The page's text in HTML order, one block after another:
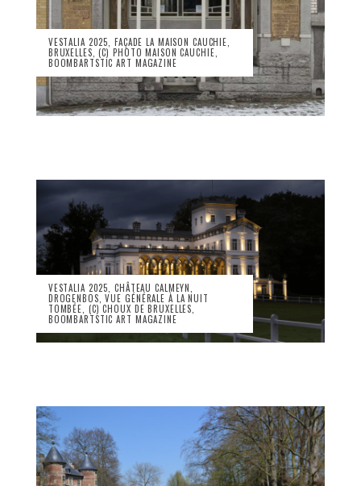
VESTALIA 2025, FAÇADE LA MAISON CAUCHIE,
BRUXELLES, (C) PHOTO MAISON CAUCHIE,
BOOMBARTSTIC ART MAGAZINE
VESTALIA 2025, CHÂTEAU CALMEYN,
DROGENBOS, VUE GÉNÉRALE À LA NUIT
TOMBÉE, (C) CHOUX DE BRUXELLES,
BOOMBARTSTIC ART MAGAZINE